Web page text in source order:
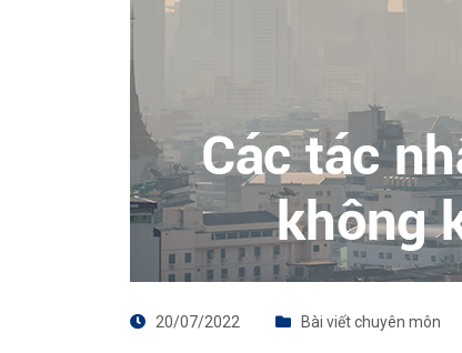
20/07/2022 Bài viết chuyên môn